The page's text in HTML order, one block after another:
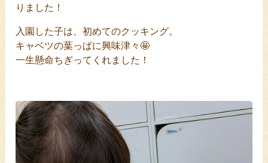
りました！
入園した子は、初めてのクッキング。
キャベツの葉っぱに興味津々🤩
一生懸命ちぎってくれました！